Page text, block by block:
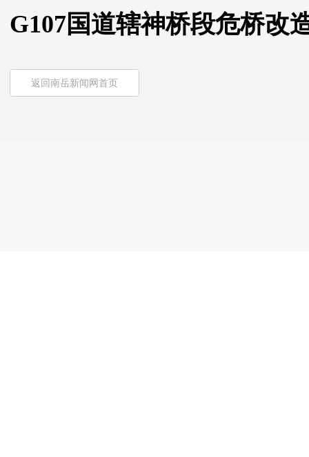
G107国道辖神桥段危桥改
返回南岳新闻网首页